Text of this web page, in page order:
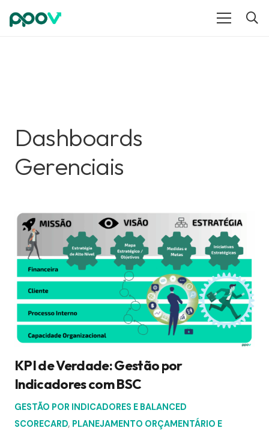
Dashboards
Gerenciais
KPI de Verdade: Gestão por
Indicadores com BSC
GESTÃO POR INDICADORES E BALANCED
SCORECARD, PLANEJAMENTO ORÇAMENTÁRIO E